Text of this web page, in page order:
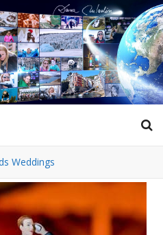
Weddings